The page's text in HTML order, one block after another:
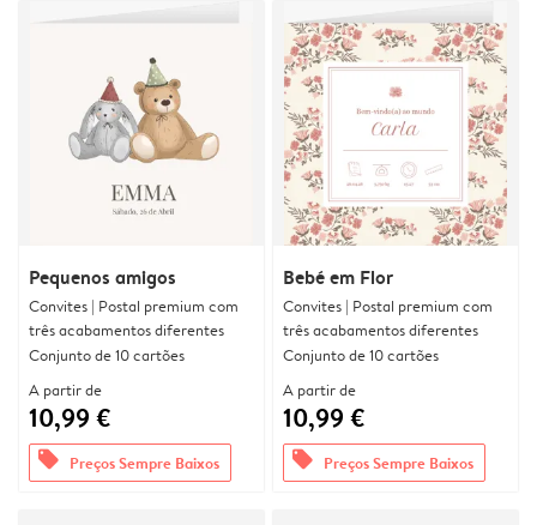
Pequenos amigos
Convites | Postal premium com
três acabamentos diferentes
Conjunto de 10 cartões
A partir de
10,99 €
offers Preços Sempre Baixos
Bebé em Flor
Convites | Postal premium com
três acabamentos diferentes
Conjunto de 10 cartões
A partir de
10,99 €
offers Preços Sempre Baixos